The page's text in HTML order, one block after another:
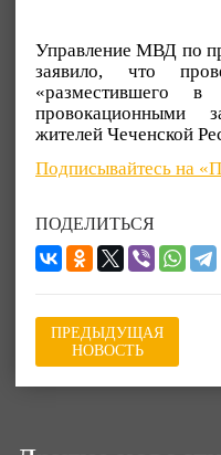
Управление МВД по
заявило, что
«разместившего в
провокационными
жителей Чеченской
Подписывайтесь на
ПОДЕЛИТЬСЯ
ПРЕДЫДУЩАЯ
НОВОСТЬ